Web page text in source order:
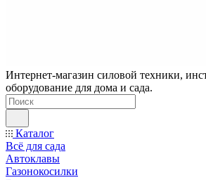
Интернет-магазин силовой техники,
оборудование для дома и сада.
Каталог
Всё для сада
Автоклавы
Газонокосилки